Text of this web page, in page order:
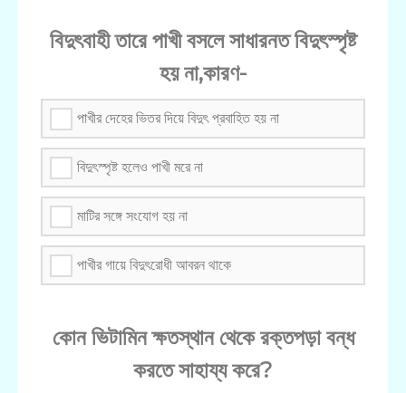
বিদুৎবাহী তারে পাখী বসলে সাধারনত বিদুৎস্পৃষ্ট
হয় না,কারণ-
পাখীর দেহের ভিতর দিয়ে বিদুৎ প্রবাহিত হয় না
বিদুৎস্পৃষ্ট হলেও পাখী মরে না
মাটির সঙ্গে সংযোগ হয় না
পাখীর গায়ে বিদুৎরোধী আবরন থাকে
কোন ভিটামিন ক্ষতস্থান থেকে রক্তপড়া বন্ধ
করতে সাহায্য করে?